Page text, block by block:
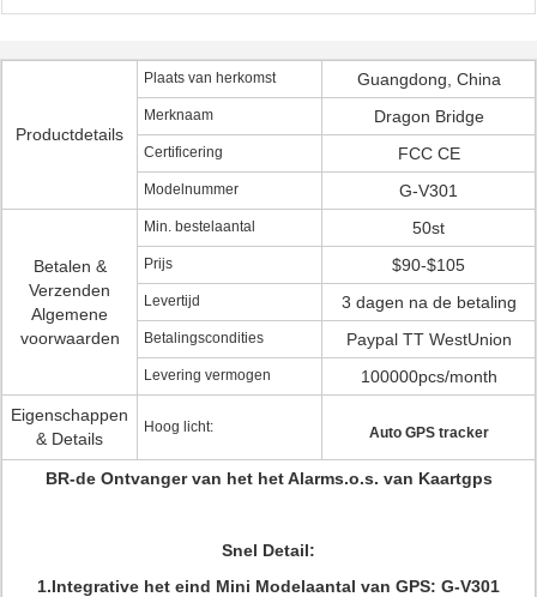
Productdetails
Plaats van herkomst Guangdong, China
Merknaam Dragon Bridge
Certificering FCC CE
Modelnummer G-V301
Betalen &
Verzenden
Algemene
voorwaarden
Min. bestelaantal 50st
Prijs $90-$105
Levertijd 3 dagen na de betaling
Betalingscondities Paypal TT WestUnion
Levering vermogen
100000pcs/month
Eigenschappen
& Details
Hoog licht: Auto GPS tracker
BR-de Ontvanger van het het Alarms.o.s. van Kaartgps
Snel Detail:
1.Integrative het eind Mini Modelaantal van GPS: G-V301